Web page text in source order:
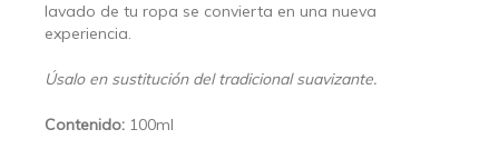
lavado de tu ropa se convierta en una nueva
experiencia.
Úsalo en sustitución del tradicional suavizante.
Contenido: 100ml